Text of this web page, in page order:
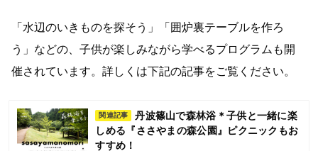
「水辺のいきものを探そう」「囲炉裏テーブルを作ろ
う」などの、子供が楽しみながら学べるプログラムも開
催されています。詳しくは下記の記事をご覧ください。
関連記事
丹波篠山で森林浴＊子供と一緒に楽
しめる『ささやまの森公園』ピクニックもお
すすめ！